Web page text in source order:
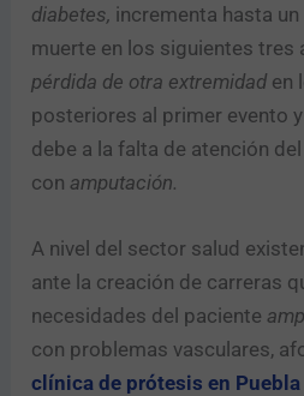
diabetes, incrementa hasta
muerte en los siguientes tres
pérdida de otra extremidad en
posteriores al primer evento
debe a la falta de atención
con amputación.
A nivel del sector salud
ante la creación de carreras
necesidades del paciente
con problemas vasculares,
clínica de prótesis en Puebla